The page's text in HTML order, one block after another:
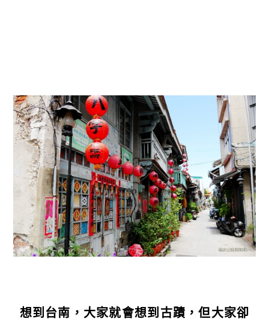
想到台南，大家就會想到古蹟，但大家卻